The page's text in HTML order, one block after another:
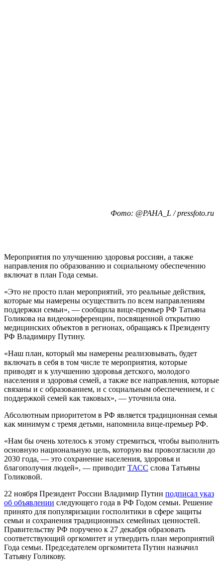
Фото: @PAHA_L / pressfoto.ru
Мероприятия по улучшению здоровья россиян, а также
направления по образованию и социальному обеспечению
включат в план Года семьи.
«Это не просто план мероприятий, это реальные действия,
которые мы намерены осуществить по всем направлениям
поддержки семьи», — сообщила вице-премьер РФ Татьяна
Голикова на видеоконференции, посвященной открытию
медицинских объектов в регионах, обращаясь к Президенту
РФ Владимиру Путину.
«Наш план, который мы намерены реализовывать, будет
включать в себя в том числе те мероприятия, которые
приводят и к улучшению здоровья детского, молодого
населения и здоровья семей, а также все направления, которые
связаны и с образованием, и с социальным обеспечением, и с
поддержкой семей как таковых», — уточнила она.
Абсолютным приоритетом в РФ является традиционная семья
как минимум с тремя детьми, напомнила вице-премьер РФ.
«Нам бы очень хотелось к этому стремиться, чтобы выполнить
основную национальную цель, которую вы провозгласили до
2030 года, — это сохранение населения, здоровья и
благополучия людей», — приводит ТАСС слова Татьяны
Голиковой.
22 ноября Президент России Владимир Путин подписал указ
об объявлении следующего года в РФ Годом семьи. Решение
принято для популяризации госполитики в сфере защиты
семьи и сохранения традиционных семейных ценностей.
Правительству РФ поручено к 27 декабря образовать
соответствующий оргкомитет и утвердить план мероприятий
Года семьи. Председателем оргкомитета Путин назначил
Татьяну Голикову.